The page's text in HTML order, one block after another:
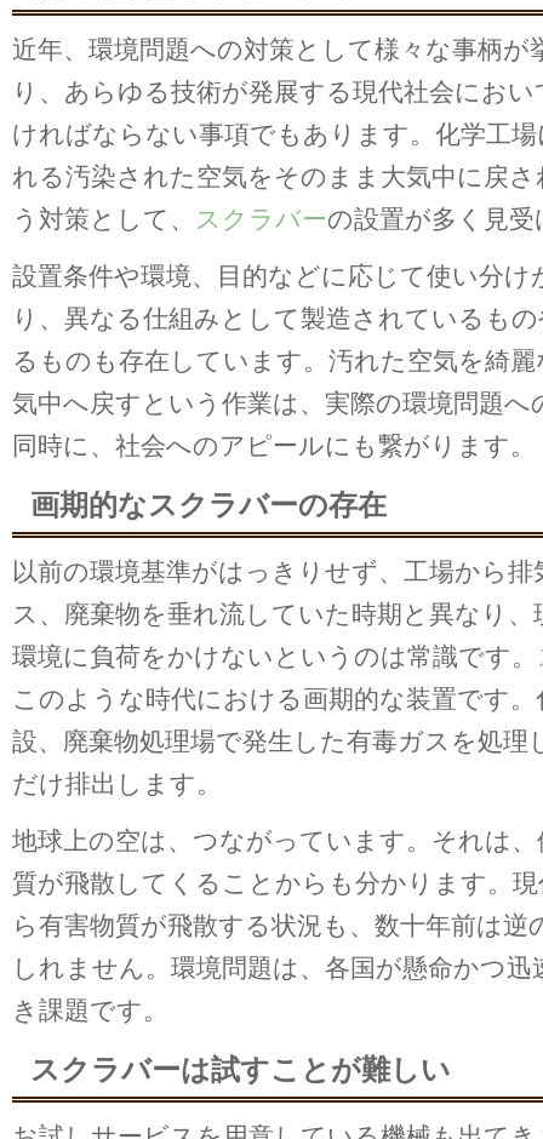
近年、環境問題への対策として様々な事柄が
り、あらゆる技術が発展する現代社会にお
ければならない事項でもあります。化学工
れる汚染された空気をそのまま大気中に戻
う対策として、
スクラバーの設置が多く見
設置条件や環境、目的などに応じて使い分け
り、異なる仕組みとして製造されているも
るものも存在しています。汚れた空気を綺
気中へ戻すという作業は、実際の環境問題へ
同時に、社会へのアピールにも繋がります。
画期的なスクラバーの存在
以前の環境基準がはっきりせず、工場から排
ス、廃棄物を垂れ流していた時期と異なり、
環境に負荷をかけないというのは常識です。
このような時代における画期的な装置です。
設、廃棄物処理場で発生した有毒ガスを処理
だけ排出します。
地球上の空は、つながっています。それは
質が飛散してくることからも分かります。
ら有害物質が飛散する状況も、数十年前は逆
しれません。環境問題は、各国が懸命かつ迅
き課題です。
スクラバーは試すことが難しい